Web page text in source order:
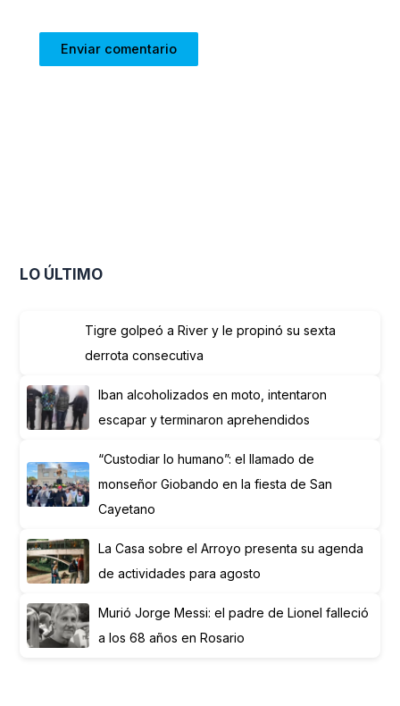
LO ÚLTIMO
Tigre golpeó a River y le propinó su sexta
derrota consecutiva
Iban alcoholizados en moto, intentaron
escapar y terminaron aprehendidos
“Custodiar lo humano”: el llamado de
monseñor Giobando en la fiesta de San
Cayetano
La Casa sobre el Arroyo presenta su agenda
de actividades para agosto
Murió Jorge Messi: el padre de Lionel falleció
a los 68 años en Rosario